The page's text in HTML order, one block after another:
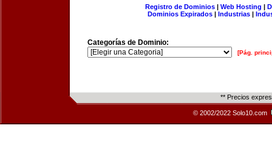
Registro de Dominios| Web Hosting |
Dominios Expirados | Industrias |
Categorías de Dominio:
[Pág.
** Precios
© 2002/2022 Solo10.com